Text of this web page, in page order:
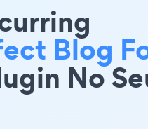
Blog
No